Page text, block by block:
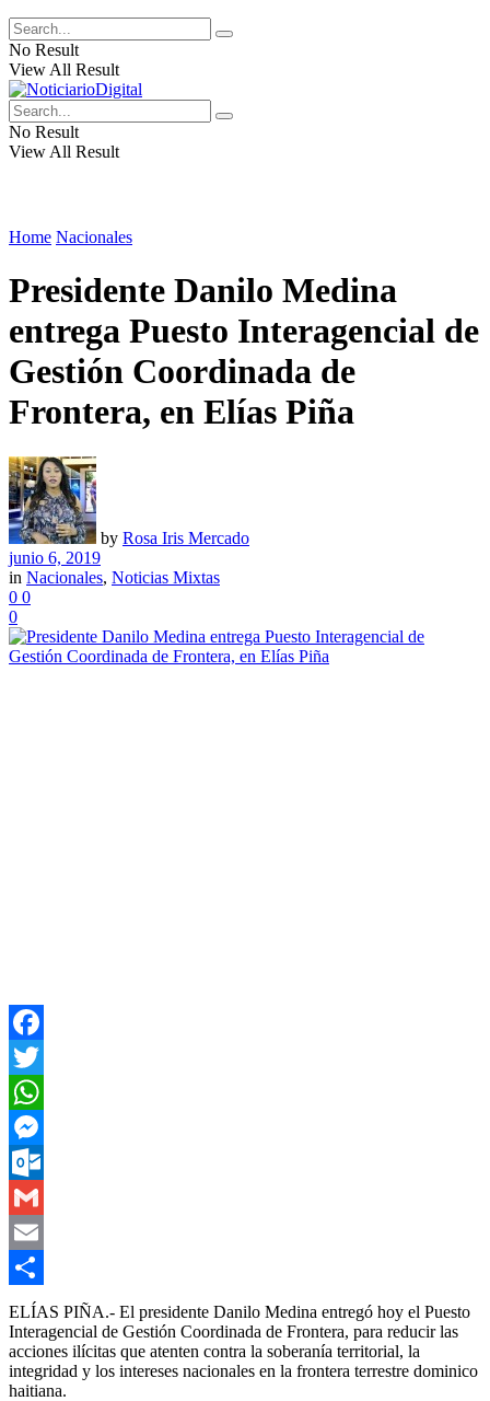
No Result
View All Result
No Result
View All Result
Home Nacionales
Presidente Danilo Medina
entrega Puesto Interagencial de
Gestión Coordinada de
Frontera, en Elías Piña
by Rosa Iris Mercado
junio 6, 2019
in Nacionales, Noticias Mixtas
0 0
0
Facebook
Twitter
WhatsApp
Messenger
Outlook.com
Gmail
Email
Compartir
ELÍAS PIÑA.- El presidente Danilo Medina entregó hoy el Puesto
Interagencial de Gestión Coordinada de Frontera, para reducir las
acciones ilícitas que atenten contra la soberanía territorial, la
integridad y los intereses nacionales en la frontera terrestre dominico
haitiana.